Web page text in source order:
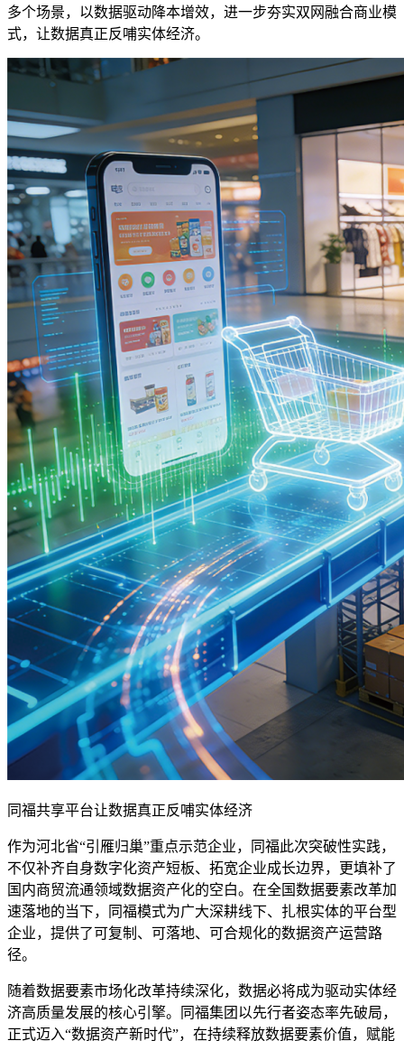
多个场景，以数据驱动降本增效，进一步夯实双网融合商业模
式，让数据真正反哺实体经济。
同福共享平台让数据真正反哺实体经济
作为河北省“引雁归巢”重点示范企业，同福此次突破性实践，
不仅补齐自身数字化资产短板、拓宽企业成长边界，更填补了
国内商贸流通领域数据资产化的空白。在全国数据要素改革加
速落地的当下，同福模式为广大深耕线下、扎根实体的平台型
企业，提供了可复制、可落地、可合规化的数据资产运营路
径。
随着数据要素市场化改革持续深化，数据必将成为驱动实体经
济高质量发展的核心引擎。同福集团以先行者姿态率先破局，
正式迈入“数据资产新时代”，在持续释放数据要素价值，赋能